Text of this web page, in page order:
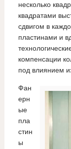
несколько
квадратами
сдвигом в
пластинами и
компенсации
под влиянием
Фан
ерн
ые
пла
стин
ы